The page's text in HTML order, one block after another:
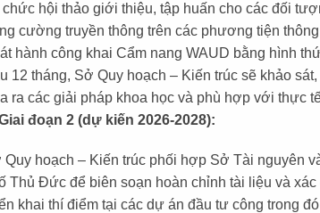
chức hội thảo giới thiệu, tập huấn cho các đối
cường truyền thông trên các phương tiện
hành công khai Cẩm nang WAUD bằng hình
12 tháng, Sở Quy hoạch – Kiến trúc sẽ khảo
ra các giải pháp khoa học và phù hợp với thực
đoạn 2 (dự kiến 2026-2028):
Quy hoạch – Kiến trúc phối hợp Sở Tài nguyên
Thủ Đức để biên soạn hoàn chỉnh tài liệu và
khai thí điểm tại các dự án đầu tư công trong